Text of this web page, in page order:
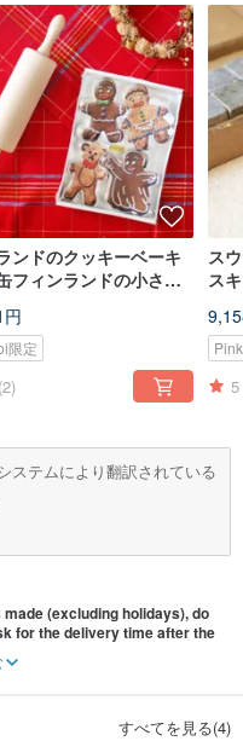
ンドのクッキーベーキ
フィンランドの小さな
限定
(2)
ス
ス
ン
5
ステムにより翻訳されている
(excluding holidays), do
for the delivery time after the
selection of products includes
すべてを見る(4)